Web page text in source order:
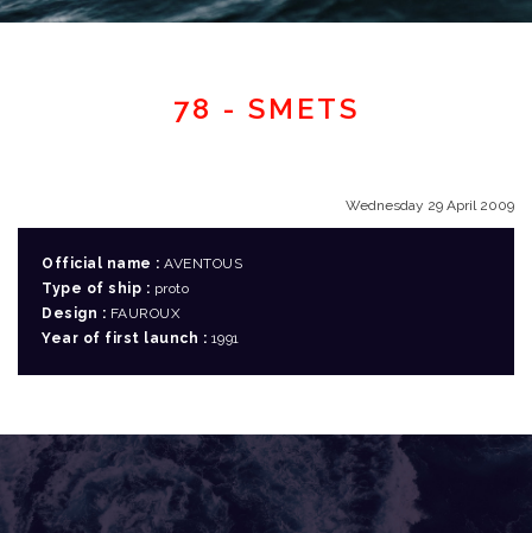
78 - SMETS
Wednesday 29 April 2009
Official name : AVENTOUS
Type of ship : proto
Design : FAUROUX
Year of first launch : 1991